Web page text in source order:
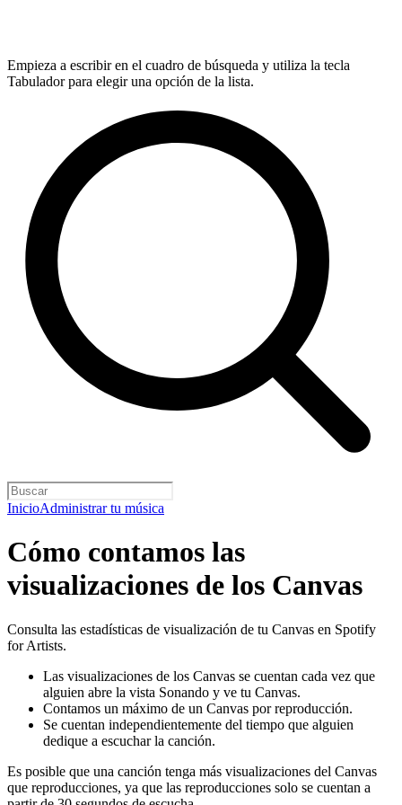
Empieza a escribir en el cuadro de búsqueda y utiliza la tecla
Tabulador para elegir una opción de la lista.
InicioAdministrar tu música
Cómo contamos las
visualizaciones de los Canvas
Consulta las estadísticas de visualización de tu Canvas en Spotify
for Artists.
Las visualizaciones de los Canvas se cuentan cada vez que
alguien abre la vista Sonando y ve tu Canvas.
Contamos un máximo de un Canvas por reproducción.
Se cuentan independientemente del tiempo que alguien
dedique a escuchar la canción.
Es posible que una canción tenga más visualizaciones del Canvas
que reproducciones, ya que las reproducciones solo se cuentan a